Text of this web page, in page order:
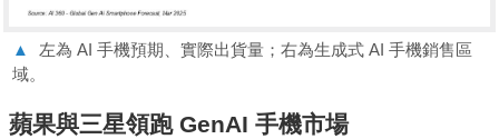
▲
左為 AI 手機預期、實際出貨量；右為生成式 AI 手機銷售區
域。
蘋果與三星領跑 GenAI 手機市場